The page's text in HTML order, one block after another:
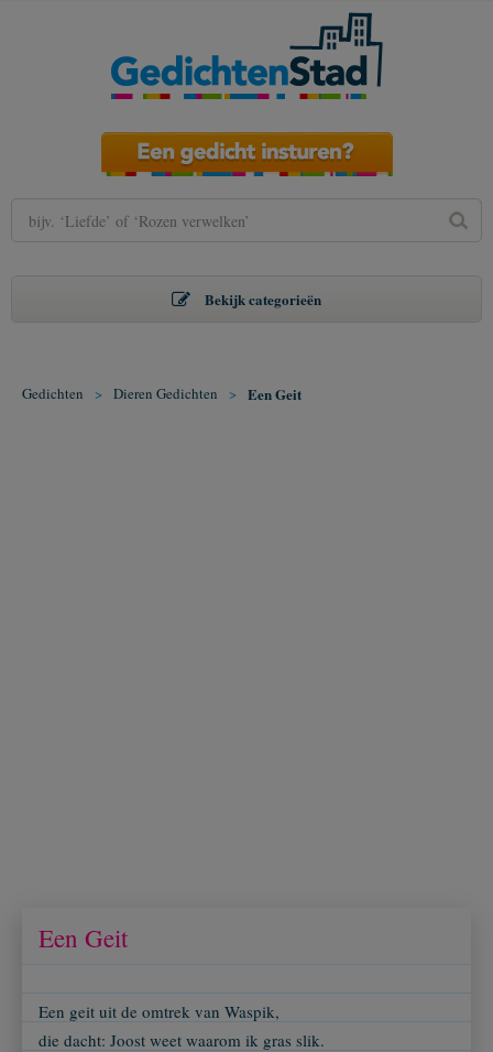
Bekijk categorieën
Gedichten > Dieren Gedichten > Een Geit
Een Geit
Een geit uit de omtrek van Waspik,
die dacht: Joost weet waarom ik gras slik.